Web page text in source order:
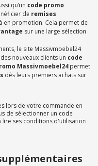
qu’un code promo
de remises
en promotion. Cela permet de
sur une large sélection
le site Massivmoebel24
nouveaux clients un code
Massivmoebel24 permet
dès leurs premiers achats sur
lors de votre commande en
de sélectionner un code
ses conditions d'utilisation